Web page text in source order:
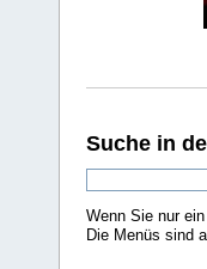
Suche in
Wenn Sie nur
Die Menüs sind